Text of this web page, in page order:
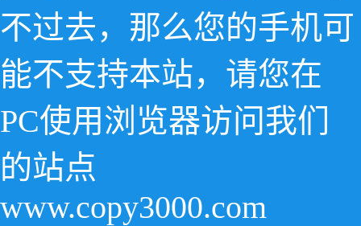
不过去，那么您的手机可
能不支持本站，请您在
PC使用浏览器访问我们
的站点
www.copy3000.com